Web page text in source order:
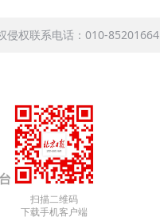
侵权联系电话：010-85201664
扫描二维码
下载手机客户端